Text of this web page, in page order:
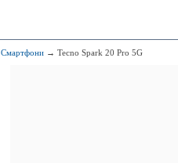
Смартфони → Tecno Spark 20 Pro 5G